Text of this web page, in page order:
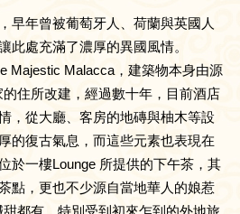
早年曾被葡萄牙人、荷蘭與英國人
此處充滿了濃厚的異國風情。
Majestic Malacca，建築物本身由源
住所改建，經過數十年，目前酒店
，從大廳、客房的地磚與柚木等設
的復古氣息，而這些元素也表現在
於一樓Lounge 所提供的下午茶，其
點，更也不少源自當地華人的娘惹